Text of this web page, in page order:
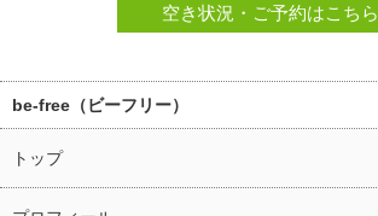
空き状況・ご予約はこちら
be-free（ビーフリー）
トップ